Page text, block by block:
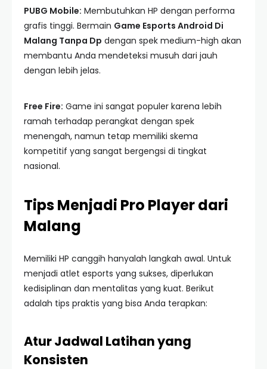
PUBG Mobile: Membutuhkan HP dengan performa
grafis tinggi. Bermain Game Esports Android Di
Malang Tanpa Dp dengan spek medium-high akan
membantu Anda mendeteksi musuh dari jauh
dengan lebih jelas.
Free Fire: Game ini sangat populer karena lebih
ramah terhadap perangkat dengan spek
menengah, namun tetap memiliki skema
kompetitif yang sangat bergengsi di tingkat
nasional.
Tips Menjadi Pro Player dari
Malang
Memiliki HP canggih hanyalah langkah awal. Untuk
menjadi atlet esports yang sukses, diperlukan
kedisiplinan dan mentalitas yang kuat. Berikut
adalah tips praktis yang bisa Anda terapkan:
Atur Jadwal Latihan yang
Konsisten